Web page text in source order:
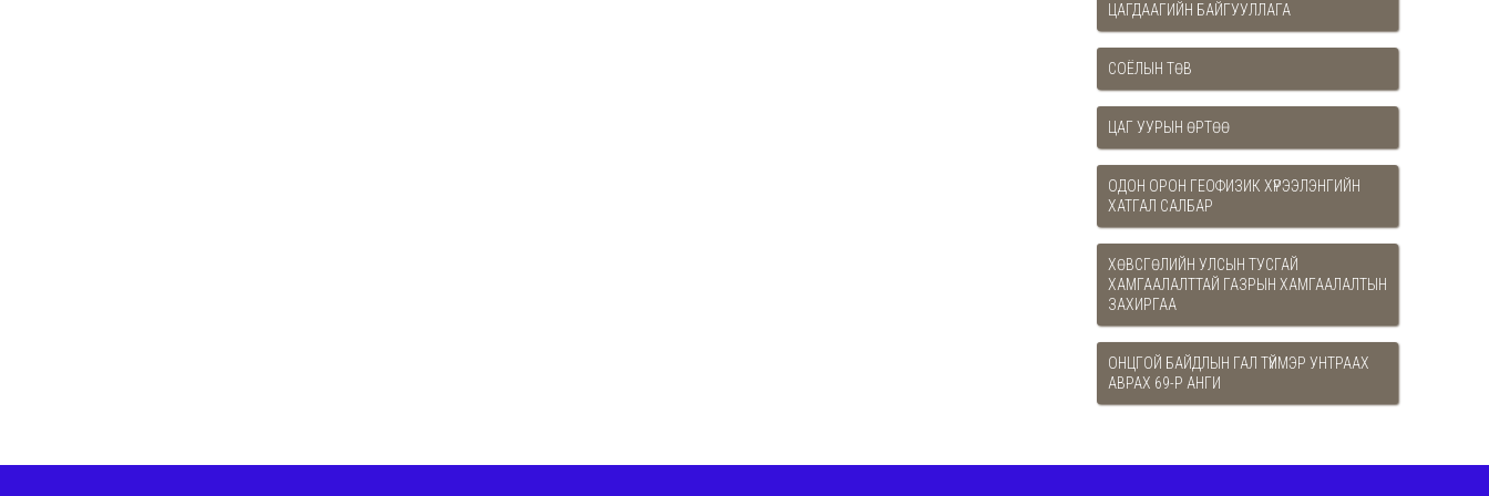
ЦАГДААГИЙН БАЙГУУЛЛАГА
СОЁЛЫН ТӨВ
ЦАГ УУРЫН ӨРТӨӨ
ОДОН ОРОН ГЕОФИЗИК ХҮРЭЭЛЭНГИЙН
ХАТГАЛ САЛБАР
ХӨВСГӨЛИЙН УЛСЫН ТУСГАЙ
ХАМГААЛАЛТТАЙ ГАЗРЫН ХАМГААЛАЛТЫН
ЗАХИРГАА
ОНЦГОЙ БАЙДЛЫН ГАЛ ТҮЙМЭР УНТРААХ
АВРАХ 69-Р АНГИ